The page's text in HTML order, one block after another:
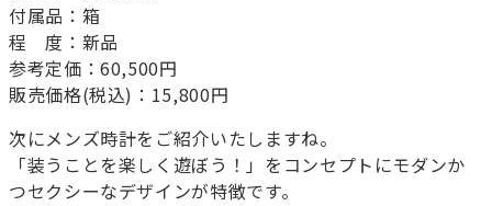
付属品：箱
程 度：新品
参考定価：60,500円
販売価格(税込)：15,800円
次にメンズ時計をご紹介いたしますね。
「装うことを楽しく遊ぼう！」をコンセプトにモダンか
つセクシーなデザインが特徴です。